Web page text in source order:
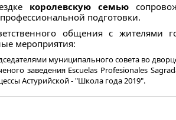
королевскую семью
подготовки.
общения с жителями
мероприятия:
муниципального совета во
заведения Escuelas Profesionales
Астурийской - "Школа года 2019".